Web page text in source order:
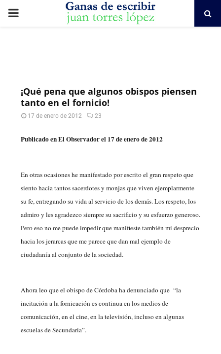
PRIMARY
¡Qué pena que algunos obispos piensen
tanto en el fornicio!
17 de enero de 2012 23
Publicado en El Observador el 17 de enero de 2012
En otras ocasiones he manifestado por escrito el gran respeto que
siento hacia tantos sacerdotes y monjas que viven ejemplarmente
su fe, entregando su vida al servicio de los demás. Los respeto, los
admiro y les agradezco siempre su sacrificio y su esfuerzo generoso.
Pero eso no me puede impedir que manifieste también mi desprecio
hacia los jerarcas que me parece que dan mal ejemplo de
ciudadanía al conjunto de la sociedad.
Ahora leo que el obispo de Córdoba ha denunciado que “la
incitación a la fornicación es continua en los medios de
comunicación, en el cine, en la televisión, incluso en algunas
escuelas de Secundaria”.